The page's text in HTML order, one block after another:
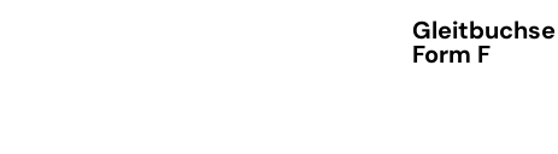
Gleitbuchse
Form F